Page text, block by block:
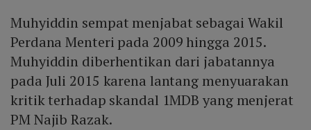
Muhyiddin sempat menjabat sebagai Wakil
Perdana Menteri pada 2009 hingga 2015.
Muhyiddin diberhentikan dari jabatannya
pada Juli 2015 karena lantang menyuarakan
kritik terhadap skandal 1MDB yang menjerat
PM Najib Razak.